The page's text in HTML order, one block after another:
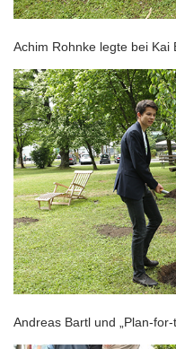
Achim Rohnke legte bei Kai
Andreas Bartl und „Plan-